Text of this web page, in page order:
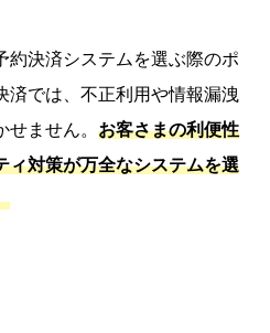
約決済システムを選ぶ際のポ
済では、不正利用や情報漏洩
ません。 お客さまの利便性
ィ対策が万全なシステムを選